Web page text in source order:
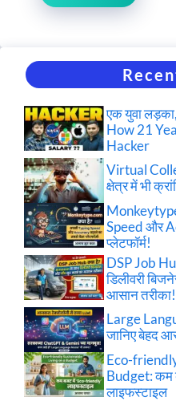
एक युवा
How 21
Hacker
Virtual
क्षेत्र में भी
Speed और
प्लेटफॉर्म!
DSP Job
डिलीवरी
आसान तरीका!
Large
जानिए बेहद
Eco-
Budget: कम
लाइफस्टाइल